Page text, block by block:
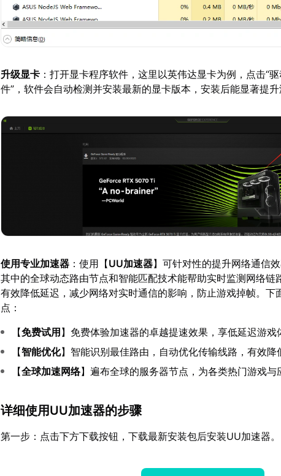
升级显卡 ：打开显卡程序软件，这里以英伟达显卡为例，点击“
件”，软件会自动检测并安装最新的显卡版本，安装后能显著提升
使用专业加速器 ：使用【UU加速器】可针对性的提升网络通信
其中的全球动态路由节点和智能匹配技术能帮助实时监测网络链
有效降低延迟，减少网络对实时通信的影响，防止游戏掉帧。下
点：
【免费试用 】免费体验加速器的卓越提速效果，享低延迟游戏
【智能优化】智能识别最佳路由，自动优化传输线路，有效降
【全球加速网络】遍布全球的服务器节点，为各类热门游戏与
详细使用UU加速器的步骤
第一步：点击下方下载按钮，下载最新安装包后安装UU加速器。